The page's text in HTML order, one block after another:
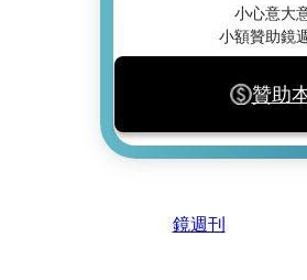
小心意大
小額贊助鏡
贊助
鏡週刊